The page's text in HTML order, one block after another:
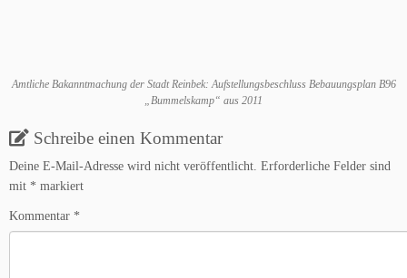
Amtliche Bakanntmachung der Stadt Reinbek: Aufstellungsbeschluss Bebauungsplan B96
„Bummelskamp“ aus 2011
Schreibe einen Kommentar
Deine E-Mail-Adresse wird nicht veröffentlicht. Erforderliche Felder sind
mit * markiert
Kommentar *